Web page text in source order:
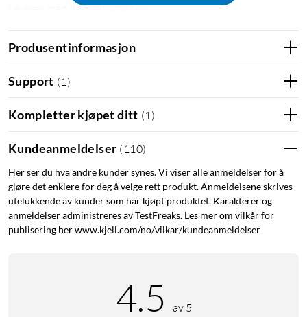
Leveres med dobbeltsidig teip.
Garderobelampe Nattbelysning
Produsentinformasjon
Support (1 )
Kompletter kjøpet ditt (1 )
Kundeanmeldelser ( 110)
Her ser du hva andre kunder synes. Vi viser alle anmeldelser for å
gjøre det enklere for deg å velge rett produkt. Anmeldelsene skrives
utelukkende av kunder som har kjøpt produktet. Karakterer og
anmeldelser administreres av TestFreaks. Les mer om vilkår for
publisering her www.kjell.com/no/vilkar/kundeanmeldelser
4.5 av 5